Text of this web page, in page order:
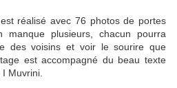
réalisé avec 76 photos de portes
manque plusieurs, chacun pourra
des voisins et voir le sourire que
est accompagné du beau texte
Muvrini.